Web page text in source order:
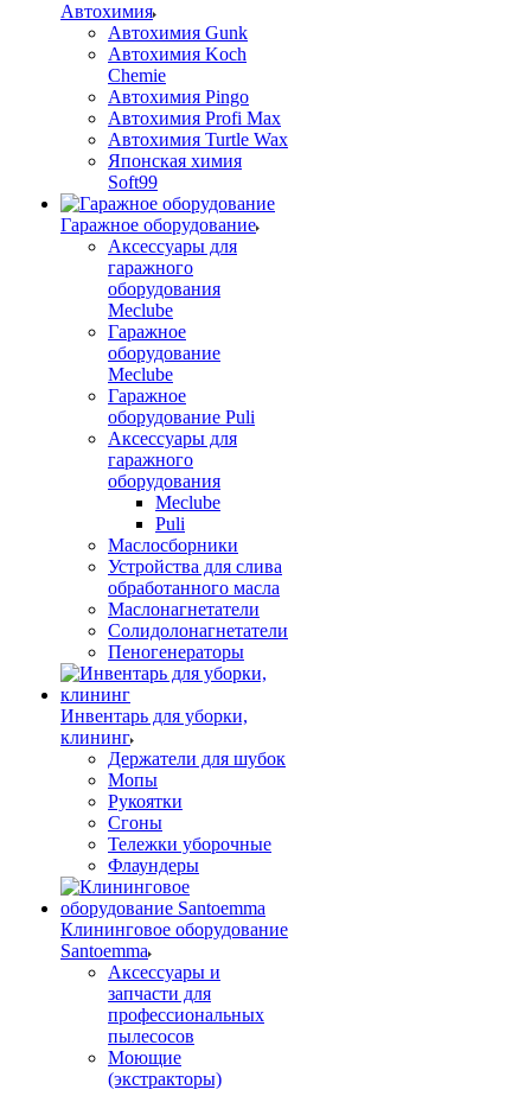
Автохимия
Автохимия Gunk
Автохимия Koch
Chemie
Автохимия Pingo
Автохимия Profi Max
Автохимия Turtle Wax
Японская химия
Soft99
Гаражное оборудование
Аксессуары для
гаражного
оборудования
Meclube
Гаражное
оборудование
Meclube
Гаражное
оборудование Puli
Аксессуары для
гаражного
оборудования
Meclube
Puli
Маслосборники
Устройства для слива
обработанного масла
Маслонагнетатели
Солидолонагнетатели
Пеногенераторы
Инвентарь для уборки,
клининг
Держатели для шубок
Мопы
Рукоятки
Сгоны
Тележки уборочные
Флаундеры
Клининговое оборудование
Santoemma
Аксессуары и
запчасти для
профессиональных
пылесосов
Моющие
(экстракторы)